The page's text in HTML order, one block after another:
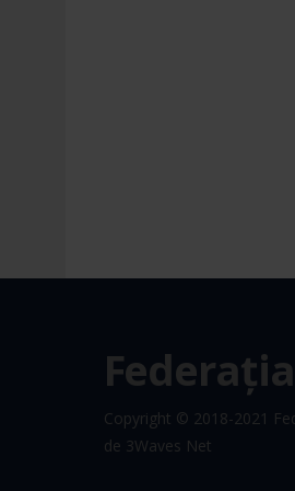
Copyright © 2018-2021
de 3Waves Net